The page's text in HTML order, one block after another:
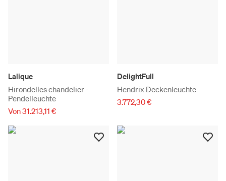
Lalique
Hirondelles chandelier -
Pendelleuchte
Von 31.213,11 €
DelightFull
Hendrix Deckenleuchte
3.772,30 €